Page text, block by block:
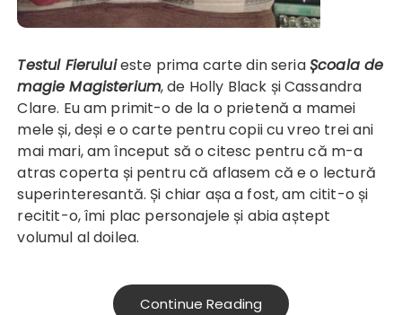
Testul Fieruluieste prima carte din seriaȘcoala de
magie Magisterium, de Holly Black și Cassandra
Clare. Eu am primit-o de la o prietenă a mamei
mele și, deși e o carte pentru copii cu vreo trei ani
mai mari, am început să o citesc pentru că m-a
atras coperta și pentru că aflasem că e o lectură
superinteresantă. Și chiar așa a fost, am citit-o și
recitit-o, îmi plac personajele și abia aștept
volumul al doilea.
Continue Reading